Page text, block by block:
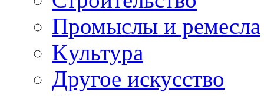
Промыслы и ремесла
Kультура
Другое искусство